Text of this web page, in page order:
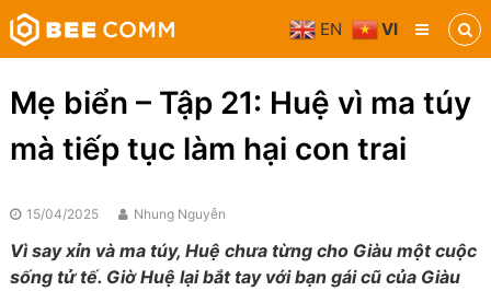
Skip
to
content
Bee
Comm
thông
phương
tiện
Mẹ biển – Tập 21: Huệ vì ma túy
mà tiếp tục làm hại con trai
15/04/2025 Nhung Nguyễn
Vì say xỉn và ma túy, Huệ chưa từng cho Giàu một cuộc
sống tử tế. Giờ Huệ lại bắt tay với bạn gái cũ của Giàu
EN VI